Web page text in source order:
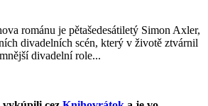
románu je pětašedesátiletý Simon Axler,
divadelních scén, který v životě ztvárnil
divadelní role...